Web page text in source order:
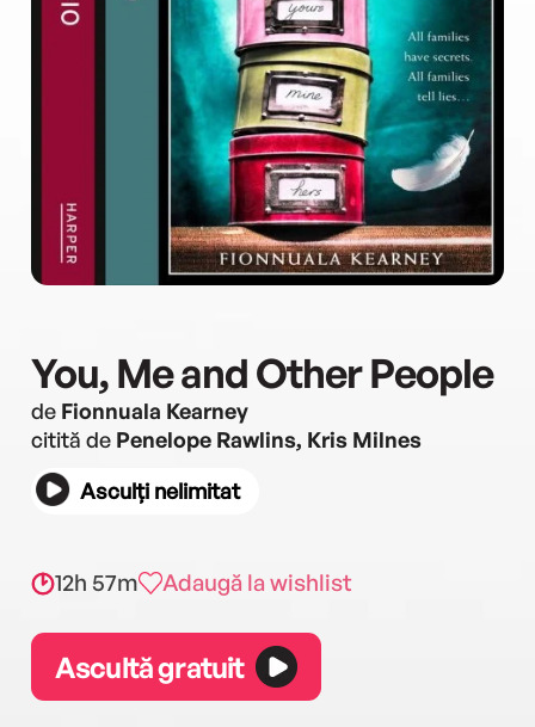
You, Me and Other People
de Fionnuala Kearney
citită de Penelope Rawlins, Kris Milnes
Asculți nelimitat
12h 57m Adaugă la wishlist
Ascultă gratuit